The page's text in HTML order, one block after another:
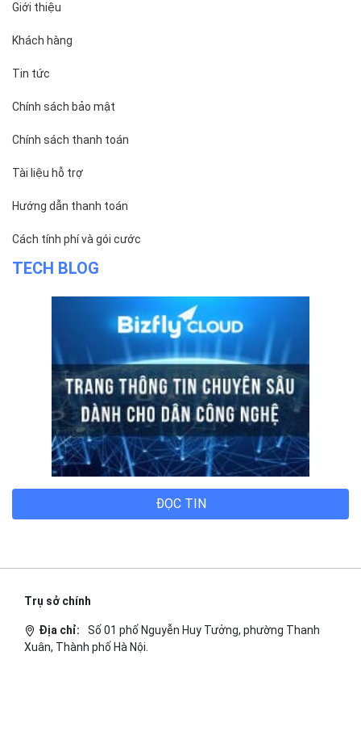
Giới thiệu
Khách hàng
Tin tức
Chính sách bảo mật
Chính sách thanh toán
Tài liệu hỗ trợ
Hướng dẫn thanh toán
Cách tính phí và gói cước
TECH BLOG
ĐỌC TIN
Trụ sở chính
Địa chỉ:
Số 01 phố Nguyễn Huy Tưởng, phường Thanh
Xuân, Thành phố Hà Nội.